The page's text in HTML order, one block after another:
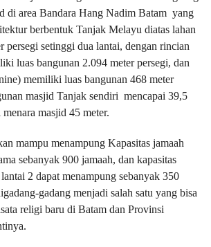
di area Bandara Hang Nadim Batam yang
berbentuk Tanjak Melayu diatas lahan
persegi setinggi dua lantai, dengan rincian
luas bangunan 2.094 meter persegi, dan
memiliki luas bangunan 468 meter
masjid Tanjak sendiri mencapai 39,5
masjid 45 meter.
mampu menampung Kapasitas jamaah
sebanyak 900 jamaah, dan kapasitas
2 dapat menampung sebanyak 350
gadang menjadi salah satu yang bisa
religi baru di Batam dan Provinsi